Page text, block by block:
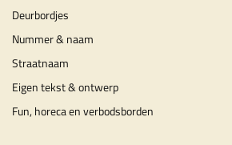
Deurbordjes
Nummer & naam
Straatnaam
Eigen tekst & ontwerp
Fun, horeca en verbodsborden